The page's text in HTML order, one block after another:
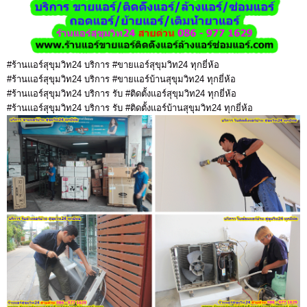
#ร้านแอร์สุขุมวิท24 บริการ #ขายแอร์สุขุมวิท24 ทุกยี่ห้อ
#ร้านแอร์สุขุมวิท24 บริการ #ขายแอร์บ้านสุขุมวิท24 ทุกยี่ห้อ
#ร้านแอร์สุขุมวิท24 บริการ รับ #ติดตั้งแอร์สุขุมวิท24 ทุกยี่ห้อ
#ร้านแอร์สุขุมวิท24 บริการ รับ #ติดตั้งแอร์บ้านสุขุมวิท24 ทุกยี่ห้อ